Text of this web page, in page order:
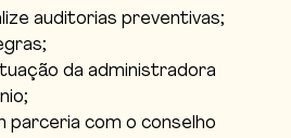
auditorias preventivas;
da administradora
parceria com o conselho